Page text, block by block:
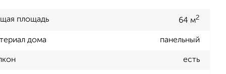
площадь 64 м2
дома панельный
есть